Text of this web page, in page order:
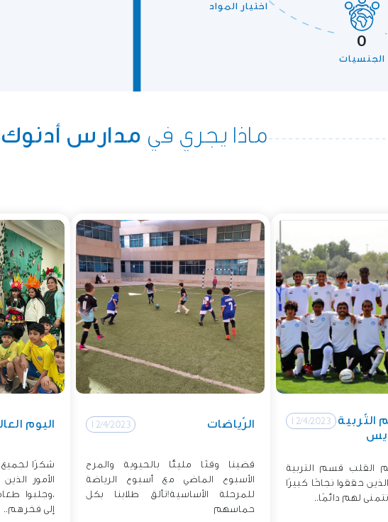
اختيار المواد
0
الجنسيات
ماذا يجري في مدارس أدنوك
التّربية
12/4/2023
القلب قسم التربية
حققوا نجاحًا كبيرًا
لهم دائمًا..
الرّياضات 12/4/2023
قضينا وقتًا مليئًا بالحيوية والمرح
الأسبوع الماضي مع أسبوع الرياضة
للمرحلة الأساسية!تألق طلابنا بكل
حماسهم
اليوم
شكرًا لجميع
الأمور
،وجلبوا
إلى فخرهم..